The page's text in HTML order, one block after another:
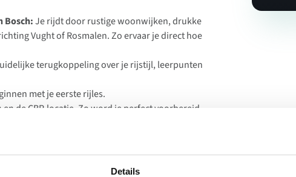
Details
Bosch:Je rijdt door rustige woonwijken, drukke
Vught of Rosmalen. Zo ervaar je direct hoe
terugkoppeling over je rijstijl, leerpunten
met je eerste rijles.
de CBR-locatie. Zo word je perfect voorbereid
aanpak, maar ook het vertrouwen om vol